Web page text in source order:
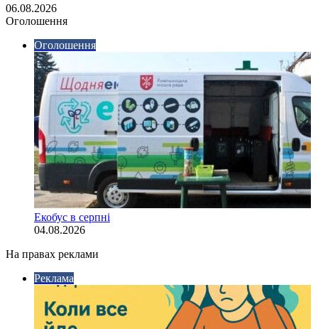
06.08.2026
Оголошення
Оголошення
Екобус в серпні
04.08.2026
На правах реклами
Реклама